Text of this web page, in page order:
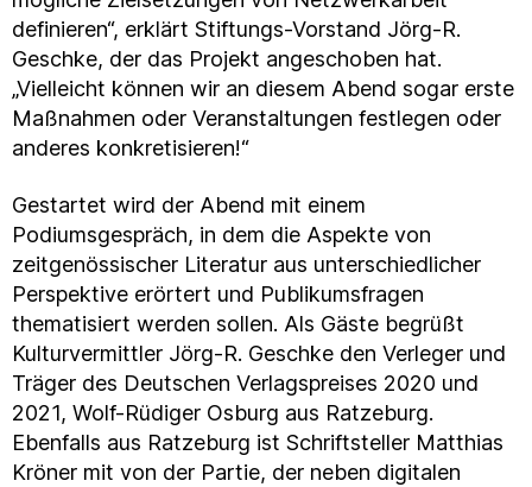
definieren“, erklärt Stiftungs-Vorstand Jörg-R.
Geschke, der das Projekt angeschoben hat.
„Vielleicht können wir an diesem Abend sogar erste
Maßnahmen oder Veranstaltungen festlegen oder
anderes konkretisieren!“
Gestartet wird der Abend mit einem
Podiumsgespräch, in dem die Aspekte von
zeitgenössischer Literatur aus unterschiedlicher
Perspektive erörtert und Publikumsfragen
thematisiert werden sollen. Als Gäste begrüßt
Kulturvermittler Jörg-R. Geschke den Verleger und
Träger des Deutschen Verlagspreises 2020 und
2021, Wolf-Rüdiger Osburg aus Ratzeburg.
Ebenfalls aus Ratzeburg ist Schriftsteller Matthias
Kröner mit von der Partie, der neben digitalen